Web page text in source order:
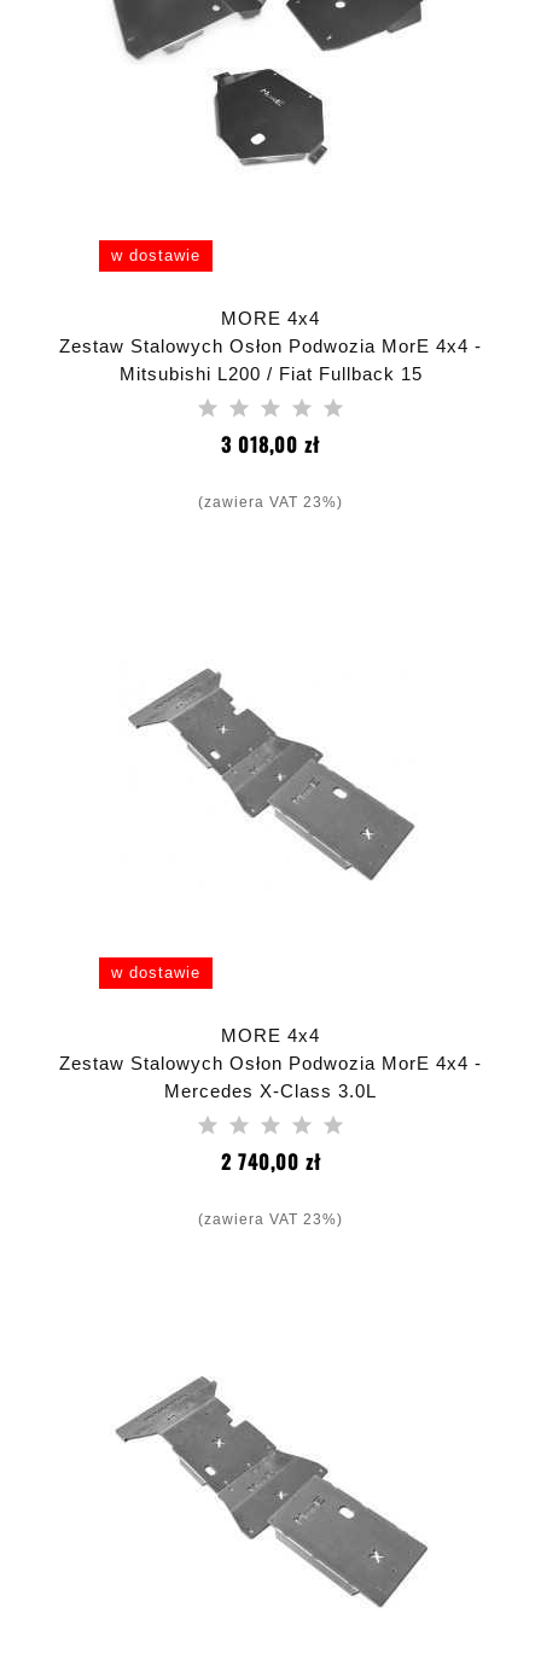
w dostawie
MORE 4x4
Zestaw Stalowych Osłon Podwozia MorE 4x4 -
Mitsubishi L200 / Fiat Fullback 15
3 018,00 złCena
(zawiera VAT 23%)
w dostawie
MORE 4x4
Zestaw Stalowych Osłon Podwozia MorE 4x4 -
Mercedes X-Class 3.0L
2 740,00 złCena
(zawiera VAT 23%)